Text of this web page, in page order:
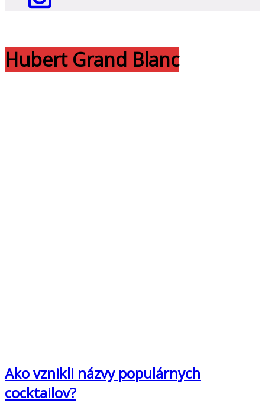
Hubert Grand Blanc
Ako vznikli názvy populárnych
cocktailov?